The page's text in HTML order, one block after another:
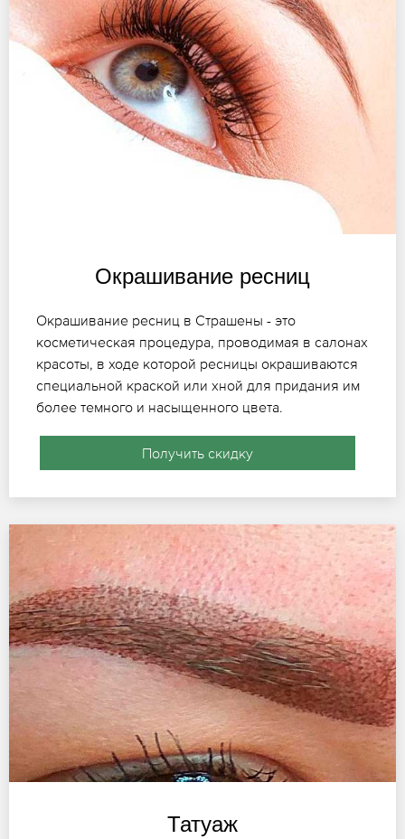
Окрашивание ресниц
Окрашивание ресниц в Страшены - это
косметическая процедура, проводимая в салонах
красоты, в ходе которой ресницы окрашиваются
специальной краской или хной для придания им
более темного и насыщенного цвета.
Получить скидку
Татуаж